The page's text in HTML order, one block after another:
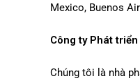
Mexico, Buenos
Công ty Phát
Chúng tôi là nhà